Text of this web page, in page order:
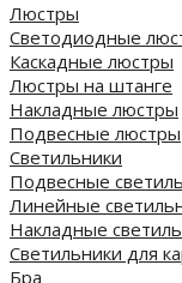
Люстры
Светодиодные
Каскадные люстры
Люстры на штанге
Накладные люстры
Подвесные люстры
Светильники
Подвесные
Линейные
Накладные
Светильники для
Бра